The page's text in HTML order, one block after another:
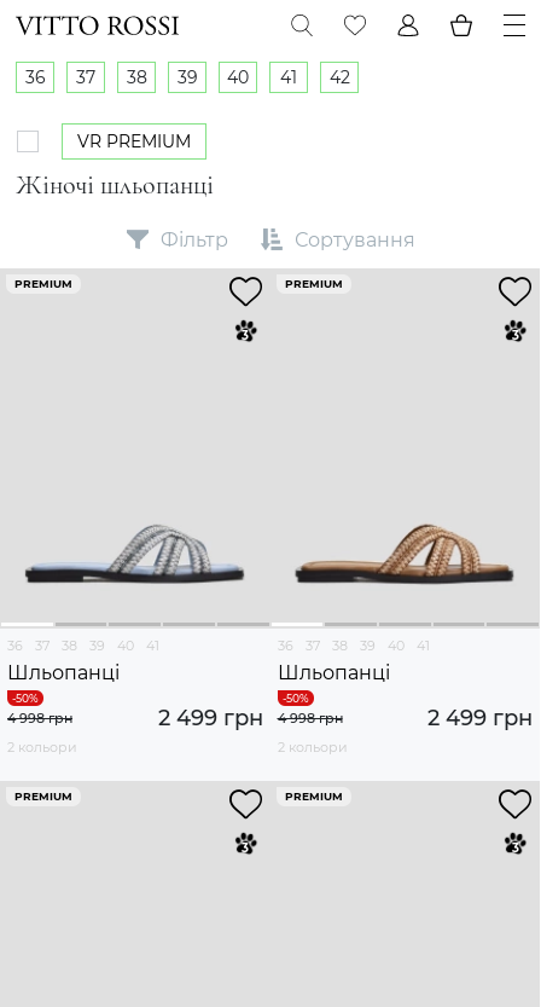
Жіночі шльопанці
36 37 38 39 40 41 42
VR PREMIUM
Фільтр Сортування
PREMIUM
36 37 38 39 40 41
Шльопанці
2 499 грн
4 998 грн
2 кольори
PREMIUM
36 37 38 39 40 41
Шльопанці
2 499 грн
4 998 грн
2 кольори
PREMIUM PREMIUM